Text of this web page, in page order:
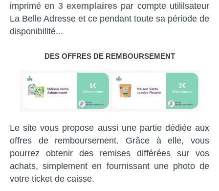
imprimé en 3 exemplaires par compte utililsateur
La Belle Adresse et ce pendant toute sa période de
disponibilité...
DES OFFRES DE REMBOURSEMENT
Le site vous propose aussi une partie dédiée aux
offres de remboursement. Grâce à elle, vous
pourrez obtenir des remises différées sur vos
achats, simplement en fournissant une photo de
votre ticket de caisse.